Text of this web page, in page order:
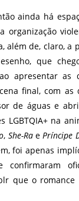
ainda há
organização
além de, claro, a
que
apresentar as
final, com as
de águas e
LGBTQIA+ na
, She-Rae Príncipe
foi apenas
confirmaram
que o romance